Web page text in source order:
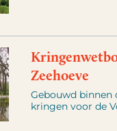
Zeehoeve
Gebouwd binnen
kringen voor de